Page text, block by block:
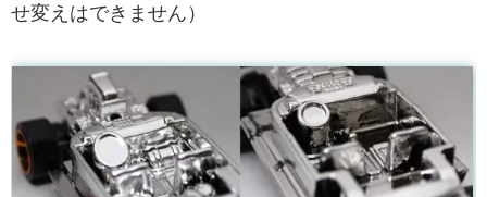
せ変えはできません）